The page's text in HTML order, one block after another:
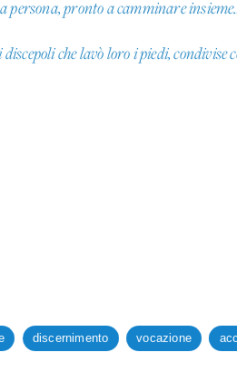
persona, pronto a camminare
che lavò loro i piedi,
discernimento vocazione